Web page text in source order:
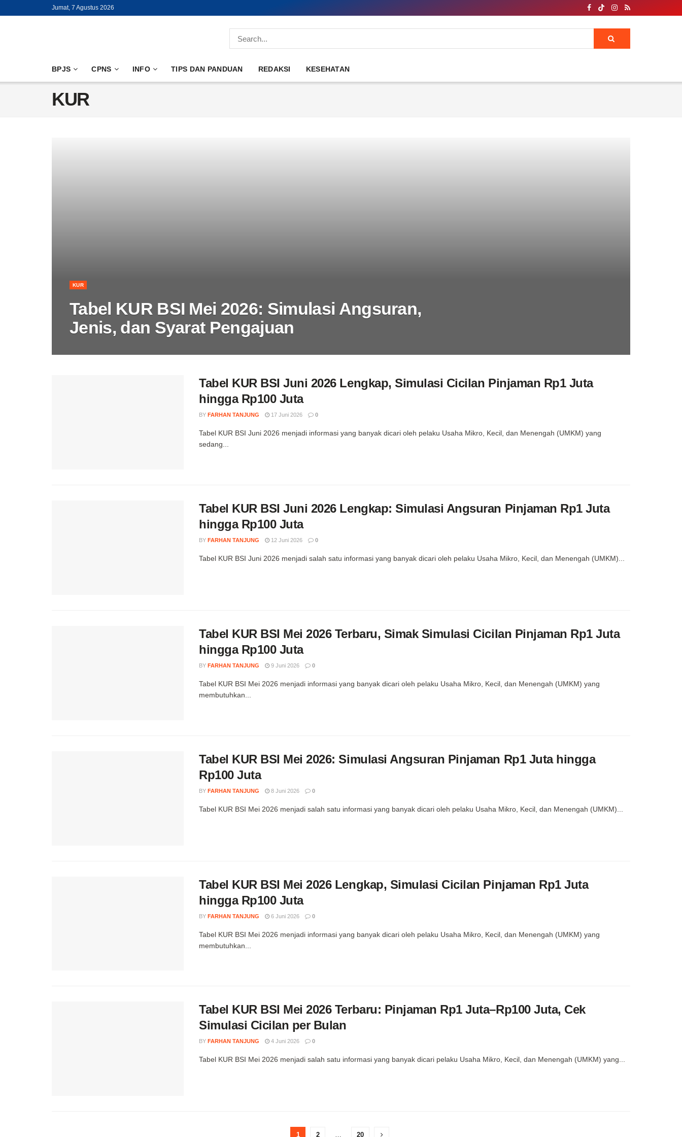
Jumat, 7 Agustus 2026
BPJS CPNS INFO TIPS DAN PANDUAN REDAKSI KESEHATAN
KUR
KUR
Tabel KUR BSI Mei 2026: Simulasi Angsuran,
Jenis, dan Syarat Pengajuan
Tabel KUR BSI Juni 2026 Lengkap, Simulasi Cicilan Pinjaman Rp1 Juta
hingga Rp100 Juta
BY FARHAN TANJUNG 17 Juni 2026 0
Tabel KUR BSI Juni 2026 menjadi informasi yang banyak dicari oleh pelaku Usaha Mikro, Kecil, dan Menengah (UMKM) yang
sedang...
Tabel KUR BSI Juni 2026 Lengkap: Simulasi Angsuran Pinjaman Rp1 Juta
hingga Rp100 Juta
BY FARHAN TANJUNG 12 Juni 2026 0
Tabel KUR BSI Juni 2026 menjadi salah satu informasi yang banyak dicari oleh pelaku Usaha Mikro, Kecil, dan Menengah (UMKM)...
Tabel KUR BSI Mei 2026 Terbaru, Simak Simulasi Cicilan Pinjaman Rp1 Juta
hingga Rp100 Juta
BY FARHAN TANJUNG 9 Juni 2026 0
Tabel KUR BSI Mei 2026 menjadi informasi yang banyak dicari oleh pelaku Usaha Mikro, Kecil, dan Menengah (UMKM) yang
membutuhkan...
Tabel KUR BSI Mei 2026: Simulasi Angsuran Pinjaman Rp1 Juta hingga
Rp100 Juta
BY FARHAN TANJUNG 8 Juni 2026 0
Tabel KUR BSI Mei 2026 menjadi salah satu informasi yang banyak dicari oleh pelaku Usaha Mikro, Kecil, dan Menengah (UMKM)...
Tabel KUR BSI Mei 2026 Lengkap, Simulasi Cicilan Pinjaman Rp1 Juta
hingga Rp100 Juta
BY FARHAN TANJUNG 6 Juni 2026 0
Tabel KUR BSI Mei 2026 menjadi informasi yang banyak dicari oleh pelaku Usaha Mikro, Kecil, dan Menengah (UMKM) yang
membutuhkan...
Tabel KUR BSI Mei 2026 Terbaru: Pinjaman Rp1 Juta–Rp100 Juta, Cek
Simulasi Cicilan per Bulan
BY FARHAN TANJUNG 4 Juni 2026 0
Tabel KUR BSI Mei 2026 menjadi salah satu informasi yang banyak dicari pelaku Usaha Mikro, Kecil, dan Menengah (UMKM) yang...
1 2 … 20